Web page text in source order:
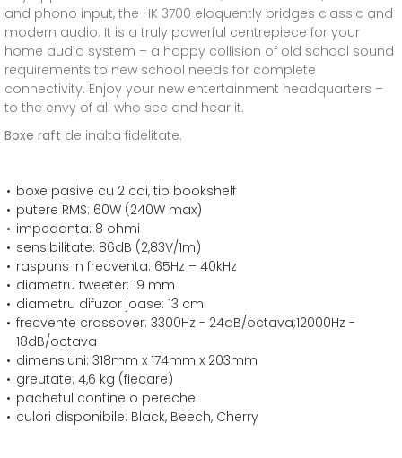
and phono input, the HK 3700 eloquently bridges classic and
modern audio. It is a truly powerful centrepiece for your
home audio system – a happy collision of old school sound
requirements to new school needs for complete
connectivity. Enjoy your new entertainment headquarters –
to the envy of all who see and hear it.
Boxe raft de inalta fidelitate.
boxe pasive cu 2 cai, tip bookshelf
putere RMS: 60W (240W max)
impedanta: 8 ohmi
sensibilitate: 86dB (2,83V/1m)
raspuns in frecventa: 65Hz – 40kHz
diametru tweeter: 19 mm
diametru difuzor joase: 13 cm
frecvente crossover: 3300Hz - 24dB/octava;12000Hz -
18dB/octava
dimensiuni: 318mm x 174mm x 203mm
greutate: 4,6 kg (fiecare)
pachetul contine o pereche
culori disponibile: Black, Beech, Cherry